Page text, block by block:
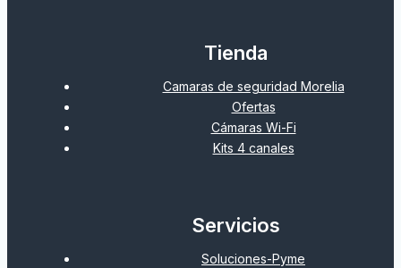
Tienda
Camaras de seguridad Morelia
Ofertas
Cámaras Wi-Fi
Kits 4 canales
Servicios
Soluciones-Pyme